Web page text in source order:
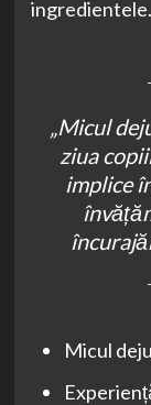
ingredientele.
„Micul
ziua
implice
Micul